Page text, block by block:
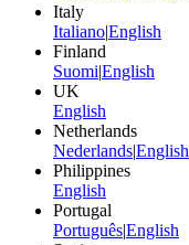
Italy
Italiano|English
Finland
Suomi|English
UK
English
Netherlands
Nederlands|English
Philippines
English
Portugal
Português|English